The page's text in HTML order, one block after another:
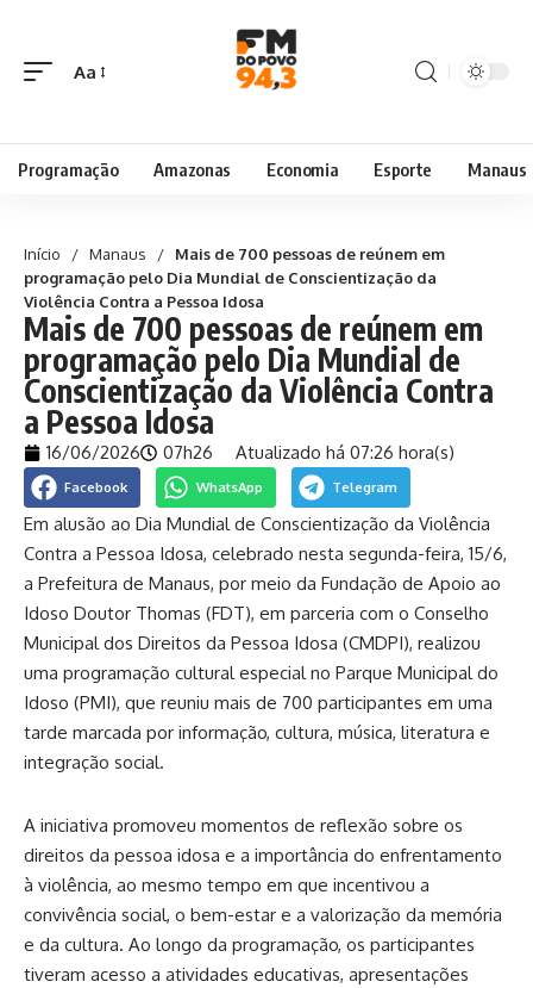
Aa
Programação Amazonas Economia Esporte Manaus
Início / Manaus /
Mais de 700 pessoas de reúnem em
programação pelo Dia Mundial de Conscientização da
Violência Contra a Pessoa Idosa
Mais de 700 pessoas de reúnem em
programação pelo Dia Mundial de
Conscientização da Violência Contra
a Pessoa Idosa
16/06/2026 07h26 Atualizado há 07:26 hora(s)
Facebook WhatsApp Telegram
Em alusão ao Dia Mundial de Conscientização da Violência
Contra a Pessoa Idosa, celebrado nesta segunda-feira, 15/6,
a Prefeitura de Manaus, por meio da Fundação de Apoio ao
Idoso Doutor Thomas (FDT), em parceria com o Conselho
Municipal dos Direitos da Pessoa Idosa (CMDPI), realizou
uma programação cultural especial no Parque Municipal do
Idoso (PMI), que reuniu mais de 700 participantes em uma
tarde marcada por informação, cultura, música, literatura e
integração social.
A iniciativa promoveu momentos de reflexão sobre os
direitos da pessoa idosa e a importância do enfrentamento
à violência, ao mesmo tempo em que incentivou a
convivência social, o bem-estar e a valorização da memória
e da cultura. Ao longo da programação, os participantes
tiveram acesso a atividades educativas, apresentações